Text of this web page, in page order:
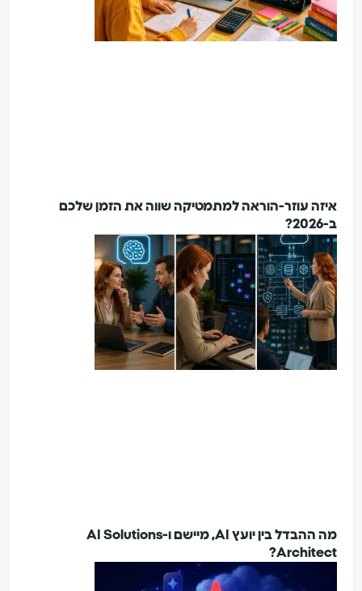
איזה עוזר-הוראה למתמטיקה שווה את הזמן שלכם
מה ההבדל בין יועץ AI, מיישם ו-AI Solutions
Architect?